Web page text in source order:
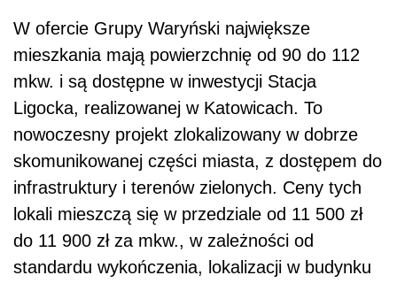
W ofercie Grupy Waryński największe
mieszkania mają powierzchnię od 90 do 112
mkw. i są dostępne w inwestycji Stacja
Ligocka, realizowanej w Katowicach. To
nowoczesny projekt zlokalizowany w dobrze
skomunikowanej części miasta, z dostępem do
infrastruktury i terenów zielonych. Ceny tych
lokali mieszczą się w przedziale od 11 500 zł
do 11 900 zł za mkw., w zależności od
standardu wykończenia, lokalizacji w budynku